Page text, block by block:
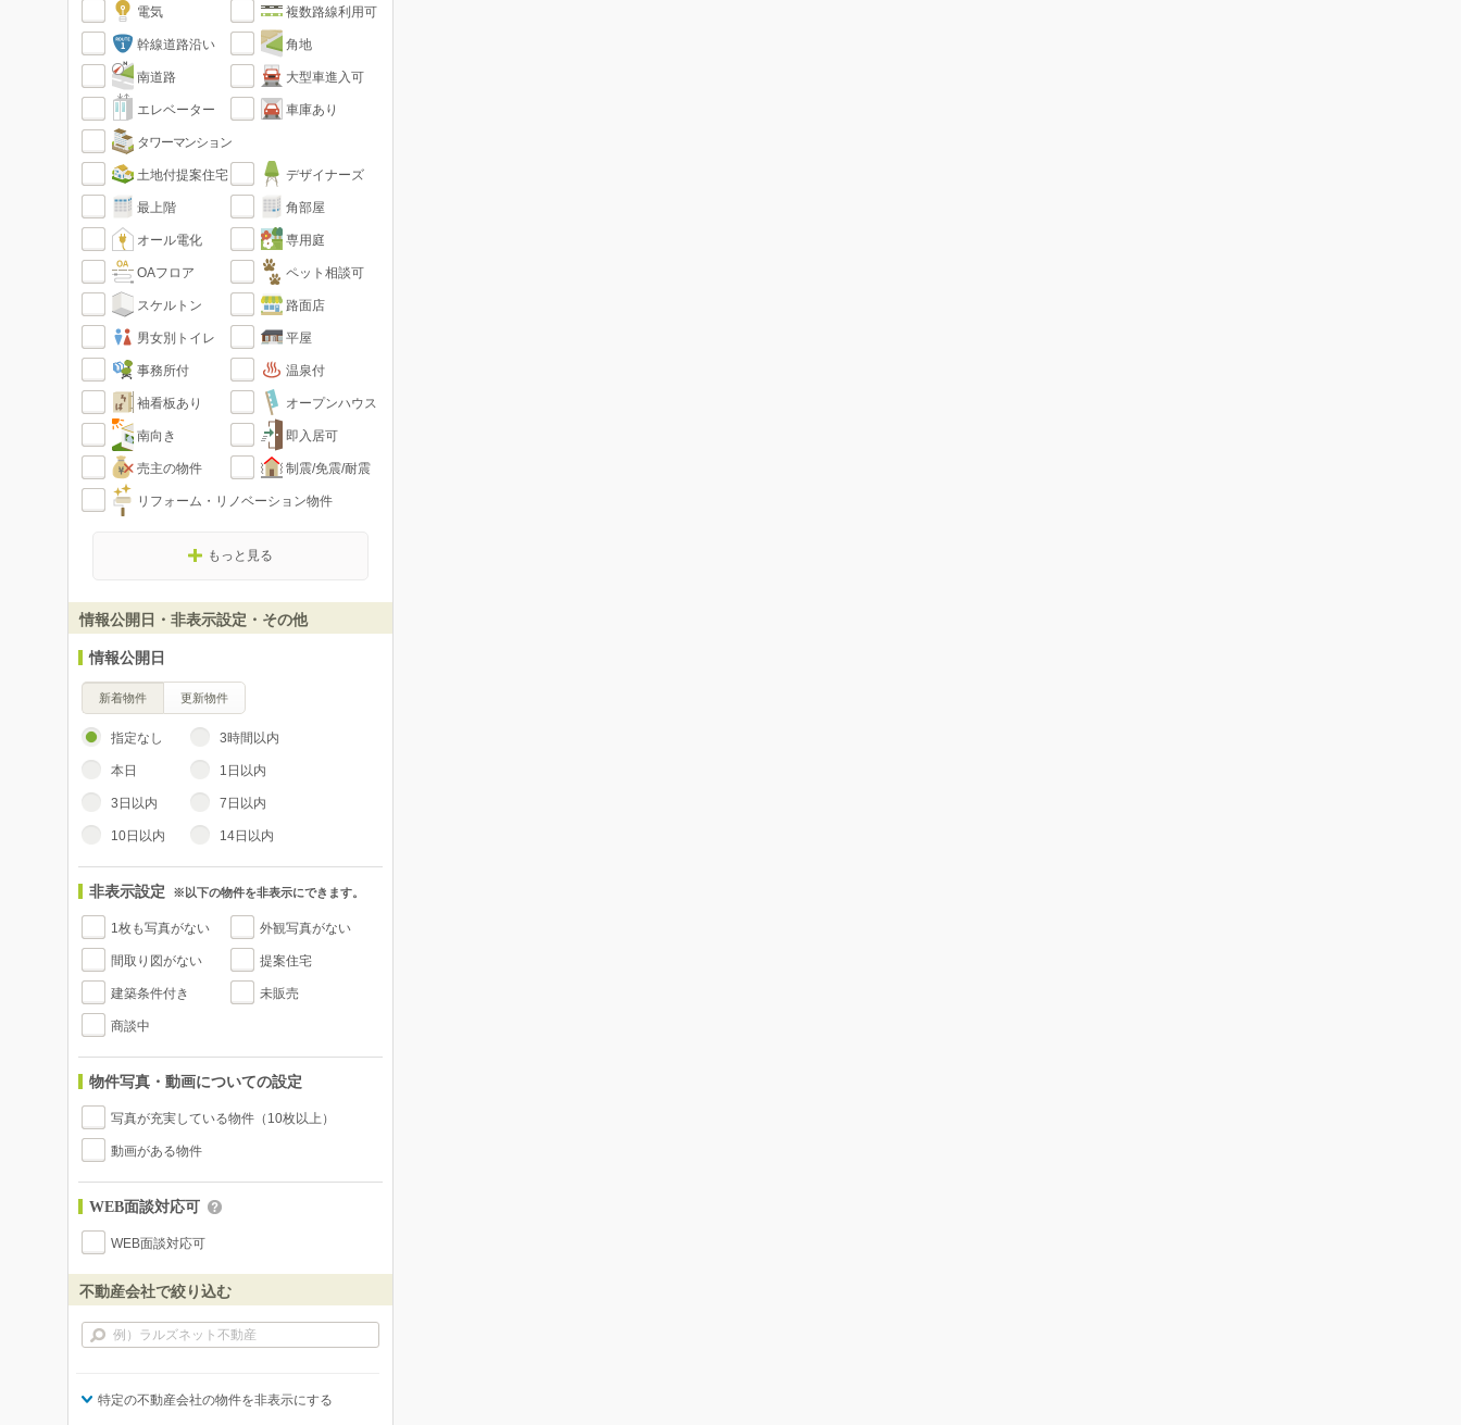
電気 複数路線利用可
幹線道路沿い 角地
南道路 大型車進入可
エレベーター 車庫あり
タワーマンション
土地付提案住宅 デザイナーズ
最上階 角部屋
オール電化 専用庭
OAフロア ペット相談可
スケルトン 路面店
男女別トイレ 平屋
事務所付 温泉付
袖看板あり オープンハウス
南向き 即入居可
売主の物件 制震/免震/耐震
リフォーム・リノベーション物件
もっと見る
情報公開日・非表示設定・その他
情報公開日
新着物件 更新物件
指定なし 3時間以内
本日 1日以内
3日以内 7日以内
10日以内 14日以内
非表示設定 ※以下の物件を非表示にできます。
1枚も写真がない 外観写真がない
間取り図がない 提案住宅
建築条件付き 未販売
商談中
物件写真・動画についての設定
写真が充実している物件（10枚以上）
動画がある物件
WEB面談対応可
WEB面談対応可
不動産会社で絞り込む
特定の不動産会社の物件を非表示にする